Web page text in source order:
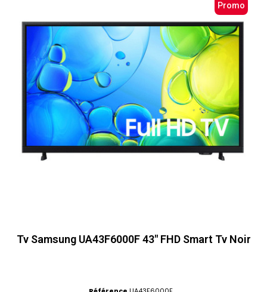
Promo
Tv Samsung UA43F6000F 43" FHD Smart Tv Noir